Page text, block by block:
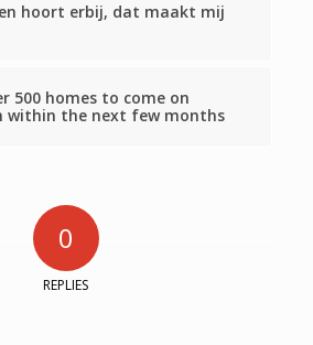
hoort erbij, dat maakt mij
500 homes to come on
within the next few months
0
REPLIES